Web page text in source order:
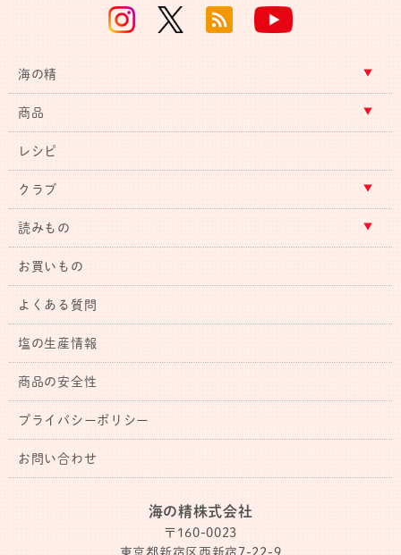
海の精
商品
レシピ
クラブ
読みもの
お買いもの
よくある質問
塩の生産情報
商品の安全性
プライバシーポリシー
お問い合わせ
海の精株式会社
〒160-0023